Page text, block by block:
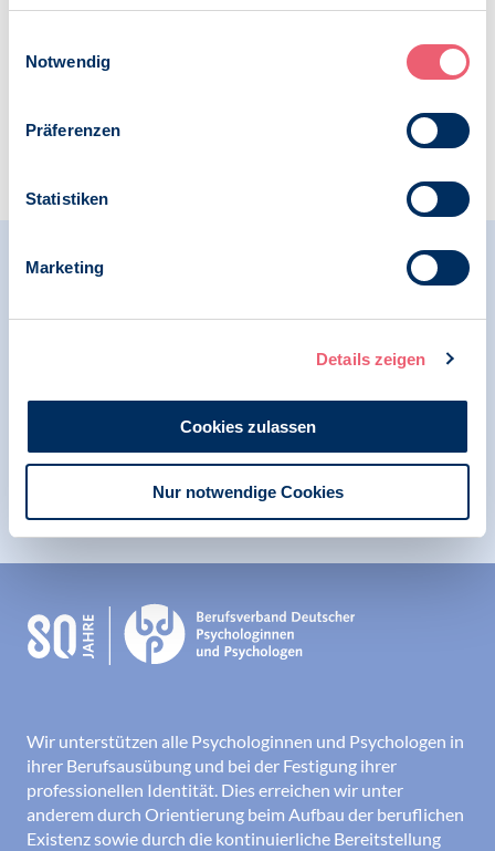
gesammelt haben.
Notwendig
Präferenzen
Statistiken
Marketing
Details zeigen
Cookies zulassen
Nur notwendige Cookies
News
Relevante Nachrichten
Zentrum der Delegiertenkonferenz 1/2025
Wir unterstützen alle Psychologinnen und Psychologen in
ihrer Berufsausübung und bei der Festigung ihrer
professionellen Identität. Dies erreichen wir unter
anderem durch Orientierung beim Aufbau der beruflichen
Existenz sowie durch die kontinuierliche Bereitstellung